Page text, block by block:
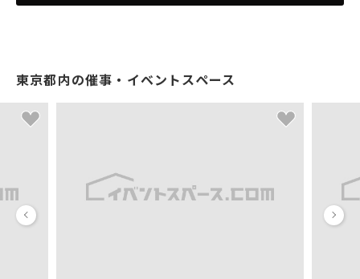
東京都内の催事・イベントスペース